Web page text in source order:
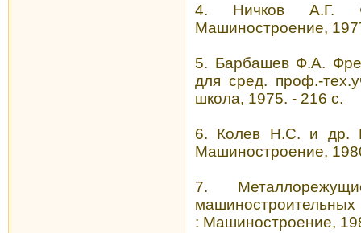
4. Ничков А.Г.
Машиностроение,
5. Барбашев Ф.А.
для сред. проф.-
школа, 1975. - 216 с.
6. Колев Н.С. и др.
Машиностроение,
7.
: Машиностроение,